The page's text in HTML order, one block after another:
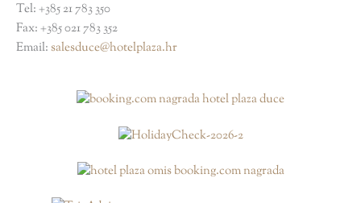
Tel: +385 21 783 350
Fax: +385 021 783 352
Email:salesduce@hotelplaza.hr